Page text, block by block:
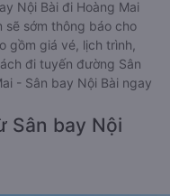
Nội Bài đi Hoàng Mai
sẽ sớm thông báo cho
gồm giá vé, lịch trình,
đi tuyến đường Sân
- Sân bay Nội Bài ngay
Sân bay Nội